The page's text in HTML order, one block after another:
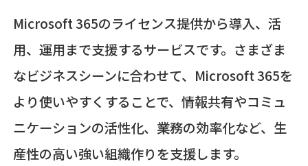
Microsoft 365のライセンス提供から導入、活
用、運用まで支援するサービスです。さまざま
なビジネスシーンに合わせて、Microsoft 365を
より使いやすくすることで、情報共有やコミュ
ニケーションの活性化、業務の効率化など、生
産性の高い強い組織作りを支援します。